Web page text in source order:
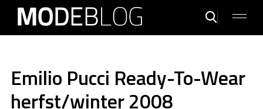
Emilio Pucci Ready-To-Wear
herfst/winter 2008